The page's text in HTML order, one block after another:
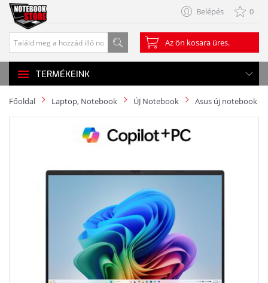
Belépés 0
Az ön kosara üres.
TERMÉKEINK
Főoldal Laptop, Notebook ÚJ Notebook Asus új notebook